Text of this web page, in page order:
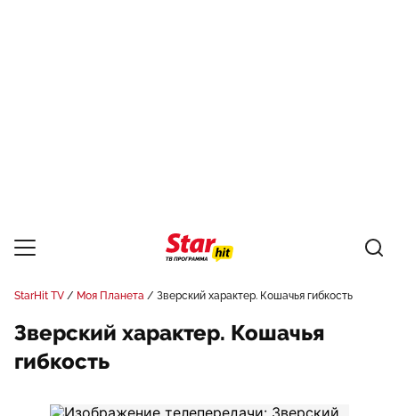
StarHit TV Моя Планета Зверский характер. Кошачья гибкость
Зверский характер. Кошачья
гибкость